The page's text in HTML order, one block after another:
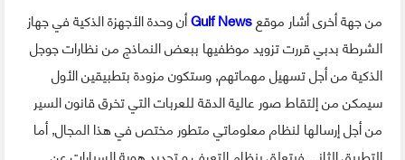
من جهة أخرى أشار موقعGulf Newsأن وحدة الأجهزة الذكية في جهاز
الشرطة بدبي قررت تزويد موظفيها ببعض النماذج من نظارات جوجل
الذكية من أجل تسهيل مهماتهم, وستكون مزودة بتطبيقين الأول
سيمكن من إلتقاط صور عالية الدقة للعربات التي تخرق قانون السير
من أجل إرسالها لنظام معلوماتي متطور مختص في هذا المجال, أما